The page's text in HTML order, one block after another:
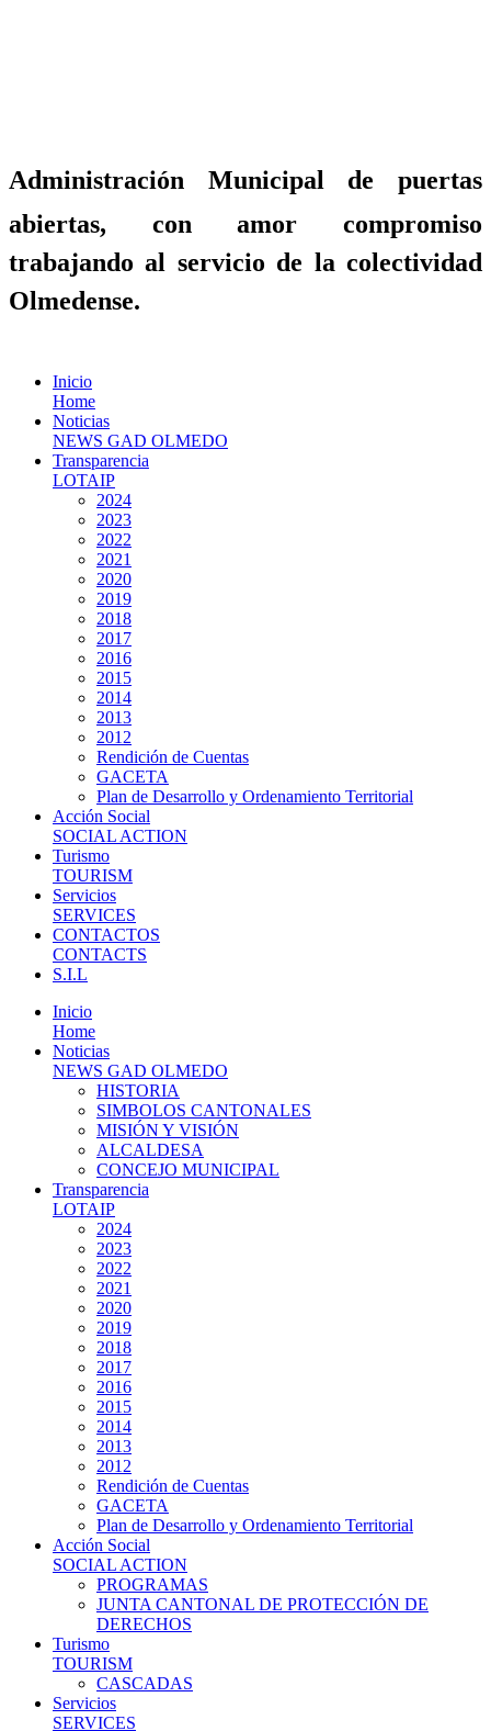
Administración Municipal de puertas
abiertas, con amor compromiso
trabajando al servicio de la colectividad
Olmedense.
Inicio
Home
Noticias
NEWS GAD OLMEDO
Transparencia
LOTAIP
2024
2023
2022
2021
2020
2019
2018
2017
2016
2015
2014
2013
2012
Rendición de Cuentas
GACETA
Plan de Desarrollo y Ordenamiento Territorial
Acción Social
SOCIAL ACTION
Turismo
TOURISM
Servicios
SERVICES
CONTACTOS
CONTACTS
S.I.L
Inicio
Home
Noticias
NEWS GAD OLMEDO
HISTORIA
SIMBOLOS CANTONALES
MISIÓN Y VISIÓN
ALCALDESA
CONCEJO MUNICIPAL
Transparencia
LOTAIP
2024
2023
2022
2021
2020
2019
2018
2017
2016
2015
2014
2013
2012
Rendición de Cuentas
GACETA
Plan de Desarrollo y Ordenamiento Territorial
Acción Social
SOCIAL ACTION
PROGRAMAS
JUNTA CANTONAL DE PROTECCIÓN DE
DERECHOS
Turismo
TOURISM
CASCADAS
Servicios
SERVICES